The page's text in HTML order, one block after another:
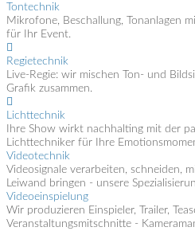
Tontechnik
Mikrofone, Beschallung, Tonanlagen
für Ihr Event.
Regietechnik
Live-Regie: wir mischen Ton- und
Grafik zusammen.
Lichttechnik
Ihre Show wirkt nachhalting mit der
Lichttechniker für Ihre
Videotechnik
Videosignale verarbeiten, schneiden,
Leiwand bringen - unsere
Videoeinspielung
Wir produzieren Einspieler, Trailer,
Veranstaltungsmitschnitte -